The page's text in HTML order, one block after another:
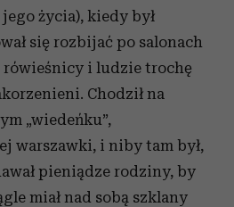
życia), kiedy był
się rozbijać po salonach
i ludzie trochę
Chodził na
„wiedeńku”,
warszawki, i niby tam był,
pieniądze rodziny, by
miał nad sobą szklany